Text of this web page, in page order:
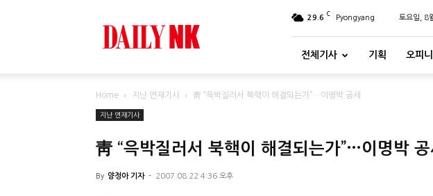
29.6 C Pyongyang 토요일, 8
전체기사 기획 오피
Home 지난 연재기사 靑 “윽박질러서 북핵이 해결되는가”…이명박 공세
지난 연재기사
靑 “윽박질러서 북핵이 해결되는가”…이명박 공
By 양정아 기자 - 2007.08.22 4:36 오후